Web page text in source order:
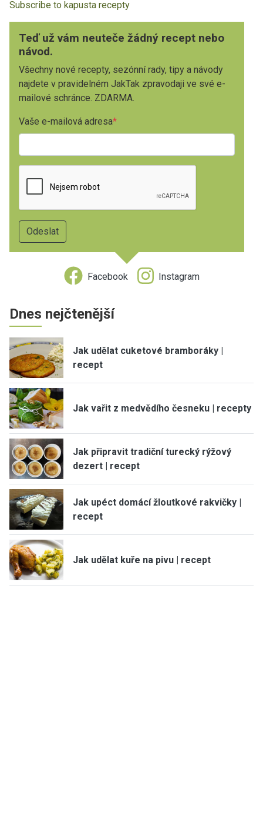
Subscribe to kapusta recepty
Teď už vám neuteče žádný recept nebo
návod.
Všechny nové recepty, sezónní rady, tipy a návody
najdete v pravidelném JakTak zpravodaji ve své e-
mailové schránce. ZDARMA.
Vaše e-mailová adresa
Facebook Instagram
Dnes nejčtenější
Jak udělat cuketové bramboráky |
recept
Jak vařit z medvědího česneku | recepty
Jak připravit tradiční turecký rýžový
dezert | recept
Jak upéct domácí žloutkové rakvičky |
recept
Jak udělat kuře na pivu | recept